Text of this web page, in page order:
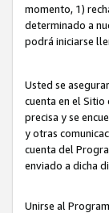
momento, 1)
determinado a
podrá iniciarse
Usted se
cuenta en el
precisa y se
y otras
cuenta del
enviado a dicha
Unirse al